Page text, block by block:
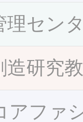
理セン
造研究
アファ